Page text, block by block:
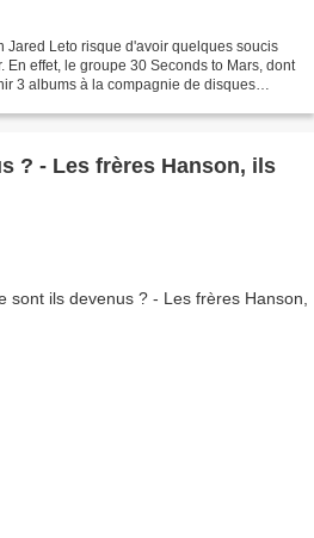
Jared Leto risque d'avoir quelques soucis
En effet, le groupe 30 Seconds to Mars, dont
3 albums à la compagnie de disques
? - Les frères Hanson, ils